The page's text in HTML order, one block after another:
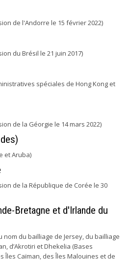
de l'Andorre le 15 février 2022)
du Brésil le 21 juin 2017)
spéciales de Hong Kong et
de la Géorgie le 14 mars 2022)
et Aruba)
de la République de Corée le 30
Bretagne et d'Irlande du
nom du bailliage de Jersey, du bailliage
d’Akrotiri et Dhekelia (Bases
Îles Caïman, des Îles Malouines et de